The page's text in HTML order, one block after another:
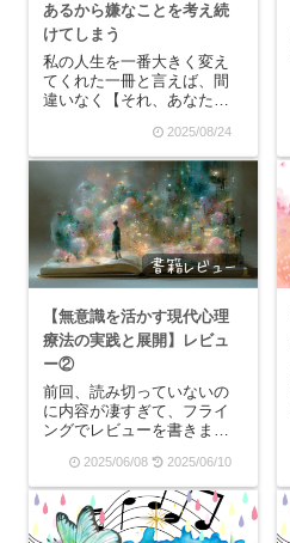
あるから嫌なことを考え続
けてしまう
私の人生を一番大きく変え
てくれた一冊と言えば、間
違いなく【それ、あなたの
も？】です。この本を読ん
ではじめて「自分の今まで
のどうしようもないこと
は、すべてトラウマで解離
している症状だったん
だ！」と腑に落ちました。
そして、...
2025/08/24
【無意識を活かす現代心理
療法の実践と展開】レビュ
ー②
前回、読み切っていないの
に内容が凄すぎて、フライ
ングでレビューを書きまし
心理療法の実践と展開】👇前
回レビューはこちらレビュ
ーの続きを書いていきま
す。いや、本当にすごいで
2025/06/08 2025/06/10